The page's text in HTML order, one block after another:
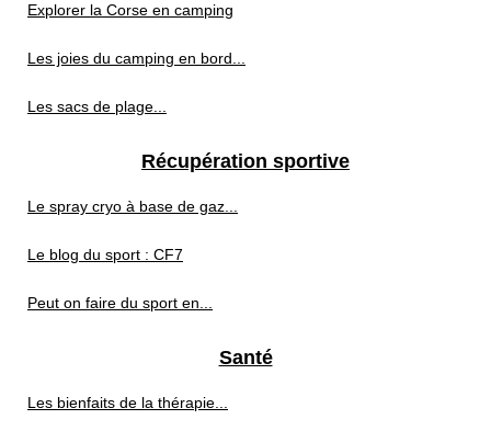
Explorer la Corse en camping
Les joies du camping en bord...
Les sacs de plage...
Récupération sportive
Le spray cryo à base de gaz...
Le blog du sport : CF7
Peut on faire du sport en...
Santé
Les bienfaits de la thérapie...